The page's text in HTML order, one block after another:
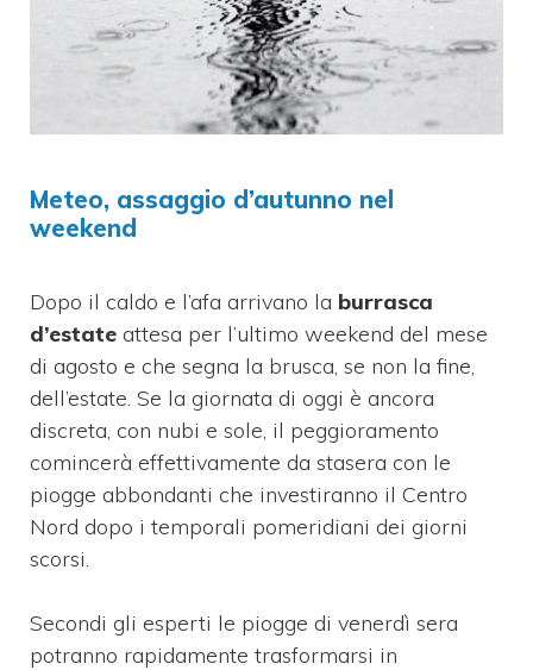
Meteo, assaggio d’autunno nel
weekend
Dopo il caldo e l’afa arrivano la burrasca
d’estate attesa per l’ultimo weekend del mese
di agosto e che segna la brusca, se non la fine,
dell’estate. Se la giornata di oggi è ancora
discreta, con nubi e sole, il peggioramento
comincerà effettivamente da stasera con le
piogge abbondanti che investiranno il Centro
Nord dopo i temporali pomeridiani dei giorni
scorsi.
Secondi gli esperti le piogge di venerdì sera
potranno rapidamente trasformarsi in